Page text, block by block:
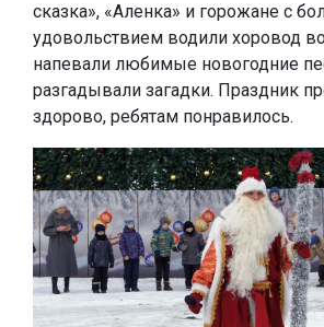
сказка», «Аленка» и горожане с
удовольствием водили хоровод
напевали любимые новогодние
разгадывали загадки. Праздник
здорово, ребятам понравилось.